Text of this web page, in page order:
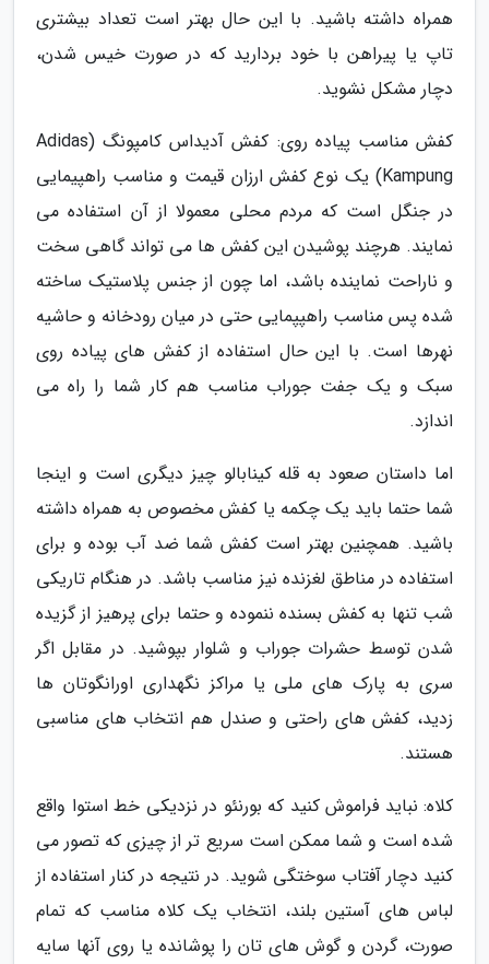
همراه داشته باشید. با این حال بهتر است تعداد بیشتری
تاپ یا پیراهن با خود بردارید که در صورت خیس شدن،
دچار مشکل نشوید.
کفش مناسب پیاده روی: کفش آدیداس کامپونگ (Adidas
Kampung) یک نوع کفش ارزان قیمت و مناسب راهپیمایی
در جنگل است که مردم محلی معمولا از آن استفاده می
نمایند. هرچند پوشیدن این کفش ها می تواند گاهی سخت
و ناراحت نماینده باشد، اما چون از جنس پلاستیک ساخته
شده پس مناسب راهپپمایی حتی در میان رودخانه و حاشیه
نهرها است. با این حال استفاده از کفش های پیاده روی
سبک و یک جفت جوراب مناسب هم کار شما را راه می
اندازد.
اما داستان صعود به قله کینابالو چیز دیگری است و اینجا
شما حتما باید یک چکمه یا کفش مخصوص به همراه داشته
باشید. همچنین بهتر است کفش شما ضد آب بوده و برای
استفاده در مناطق لغزنده نیز مناسب باشد. در هنگام تاریکی
شب تنها به کفش بسنده ننموده و حتما برای پرهیز از گزیده
شدن توسط حشرات جوراب و شلوار بپوشید. در مقابل اگر
سری به پارک های ملی یا مراکز نگهداری اورانگوتان ها
زدید، کفش های راحتی و صندل هم انتخاب های مناسبی
هستند.
کلاه: نباید فراموش کنید که بورنئو در نزدیکی خط استوا واقع
شده است و شما ممکن است سریع تر از چیزی که تصور می
کنید دچار آفتاب سوختگی شوید. در نتیجه در کنار استفاده از
لباس های آستین بلند، انتخاب یک کلاه مناسب که تمام
صورت، گردن و گوش های تان را پوشانده یا روی آنها سایه